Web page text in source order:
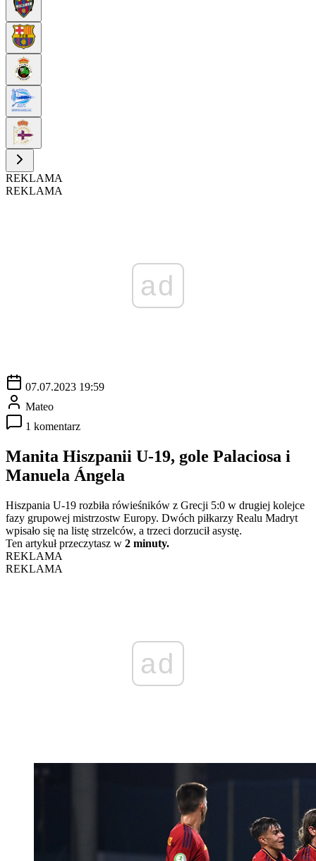
REKLAMA
REKLAMA
ad
07.07.2023 19:59
Mateo
1 komentarz
Manita Hiszpanii U-19, gole Palaciosa i
Manuela Ángela
Hiszpania U-19 rozbiła rówieśników z Grecji 5:0 w drugiej kolejce
fazy grupowej mistrzostw Europy. Dwóch piłkarzy Realu Madryt
wpisało się na listę strzelców, a trzeci dorzucił asystę.
Ten artykuł przeczytasz w 2 minuty.
REKLAMA
REKLAMA
ad